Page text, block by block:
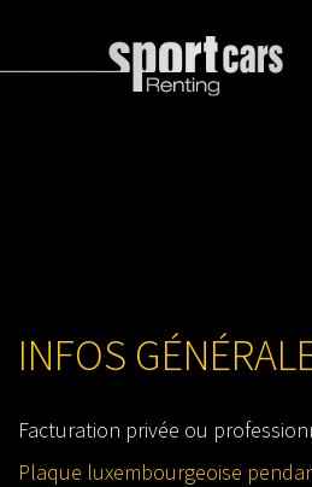
INFOS
Facturation privée ou
Plaque luxembourgeoise